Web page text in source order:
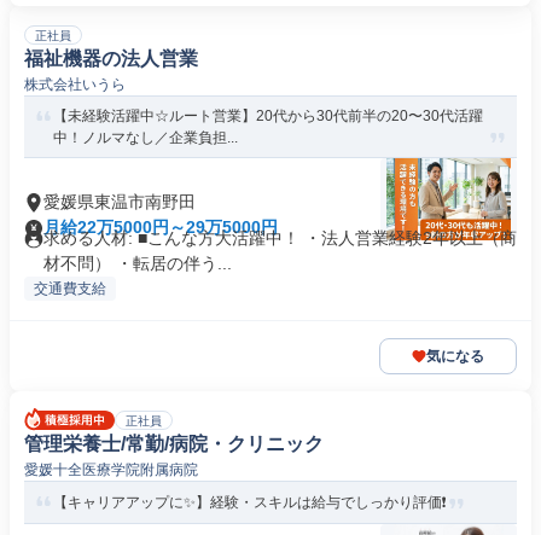
正社員
福祉機器の法人営業
株式会社いうら
【未経験活躍中☆ルート営業】20代から30代前半の20〜30代活躍
中！ノルマなし／企業負担...
愛媛県東温市南野田
月給22万5000円～29万5000円
求める人材: ■こんな方大活躍中！ ・法人営業経験2年以上（商
材不問） ・転居の伴う...
交通費支給
気になる
正社員
管理栄養士/常勤/病院・クリニック
愛媛十全医療学院附属病院
【キャリアアップに✨】経験・スキルは給与でしっかり評価❗️